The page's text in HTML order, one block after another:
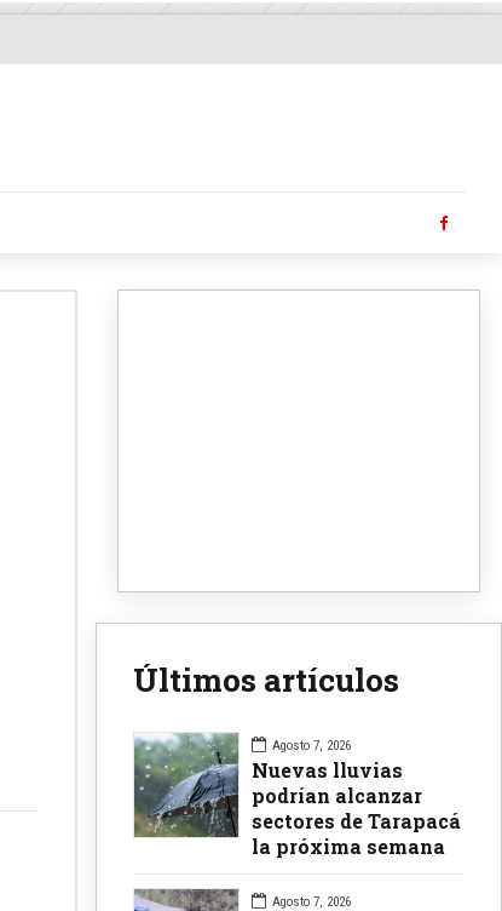
Últimos artículos
Agosto 7, 2026
Nuevas lluvias
podrían alcanzar
sectores de Tarapacá
la próxima semana
Agosto 7, 2026